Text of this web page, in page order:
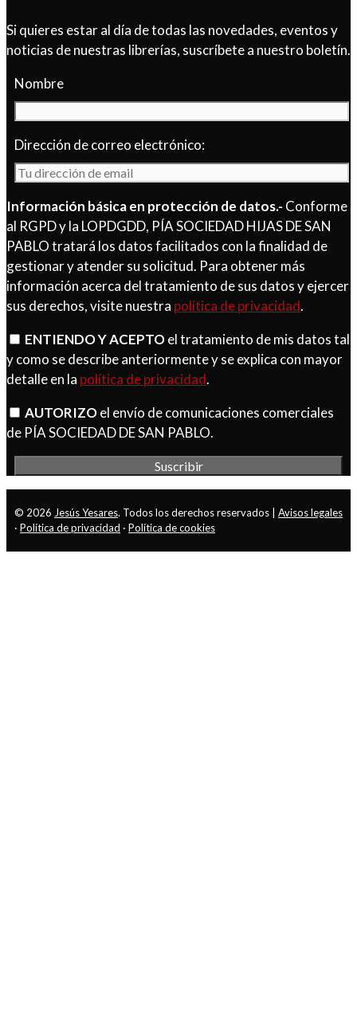
Si quieres estar al día de todas las novedades, eventos y
noticias de nuestras librerías, suscríbete a nuestro boletín.
Nombre
Dirección de correo electrónico:
Información básica en protección de datos.- Conforme
al RGPD y la LOPDGDD, PÍA SOCIEDAD HIJAS DE SAN
PABLO tratará los datos facilitados con la finalidad de
gestionar y atender su solicitud. Para obtener más
información acerca del tratamiento de sus datos y ejercer
sus derechos, visite nuestra política de privacidad.
ENTIENDO Y ACEPTOel tratamiento de mis datos tal
y como se describe anteriormente y se explica con mayor
detalle en la política de privacidad.
AUTORIZOel envío de comunicaciones comerciales
de PÍA SOCIEDAD DE SAN PABLO.
© 2026 Jesús Yesares. Todos los derechos reservados | Avisos legales
· Política de privacidad · Política de cookies